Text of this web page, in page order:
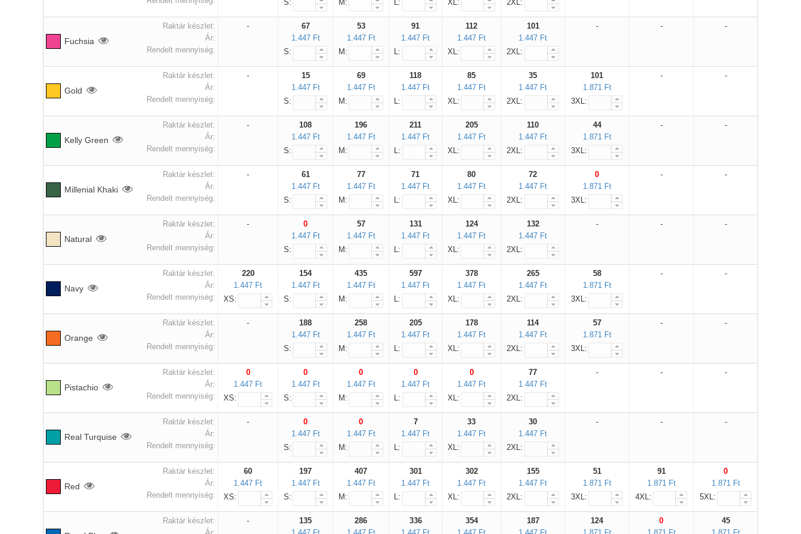
Fuchsia
Raktár készlet:
Ár:
Rendelt mennyiség:
-
67
1.447 Ft
S:
53
1.447 Ft
M:
91
1.447 Ft
L:
112
1.447 Ft
XL:
101
1.447 Ft
2XL:
- - -
Gold
Raktár készlet:
Ár:
Rendelt mennyiség:
-
15
1.447 Ft
S:
69
1.447 Ft
M:
118
1.447 Ft
L:
85
1.447 Ft
XL:
35
1.447 Ft
2XL:
101
1.871 Ft
3XL:
- -
Kelly Green
Raktár készlet:
Ár:
Rendelt mennyiség:
-
108
1.447 Ft
S:
196
1.447 Ft
M:
211
1.447 Ft
L:
205
1.447 Ft
XL:
110
1.447 Ft
2XL:
44
1.871 Ft
3XL:
- -
Millenial Khaki
Raktár készlet:
Ár:
Rendelt mennyiség:
-
61
1.447 Ft
S:
77
1.447 Ft
M:
71
1.447 Ft
L:
80
1.447 Ft
XL:
72
1.447 Ft
2XL:
0
1.871 Ft
3XL:
- -
Natural
Raktár készlet:
Ár:
Rendelt mennyiség:
-
0
1.447 Ft
S:
57
1.447 Ft
M:
131
1.447 Ft
L:
124
1.447 Ft
XL:
132
1.447 Ft
2XL:
- - -
Navy
Raktár készlet:
Ár:
Rendelt mennyiség:
220
1.447 Ft
XS:
154
1.447 Ft
S:
435
1.447 Ft
M:
597
1.447 Ft
L:
378
1.447 Ft
XL:
265
1.447 Ft
2XL:
58
1.871 Ft
3XL:
- -
Orange
Raktár készlet:
Ár:
Rendelt mennyiség:
-
188
1.447 Ft
S:
258
1.447 Ft
M:
205
1.447 Ft
L:
178
1.447 Ft
XL:
114
1.447 Ft
2XL:
57
1.871 Ft
3XL:
- -
Pistachio
Raktár készlet:
Ár:
Rendelt mennyiség:
0
1.447 Ft
XS:
0
1.447 Ft
S:
0
1.447 Ft
M:
0
1.447 Ft
L:
0
1.447 Ft
XL:
77
1.447 Ft
2XL:
- - -
Real Turquise
Raktár készlet:
Ár:
Rendelt mennyiség:
-
0
1.447 Ft
S:
0
1.447 Ft
M:
7
1.447 Ft
L:
33
1.447 Ft
XL:
30
1.447 Ft
2XL:
- - -
Red
Raktár készlet:
Ár:
Rendelt mennyiség:
60
1.447 Ft
XS:
197
1.447 Ft
S:
407
1.447 Ft
M:
301
1.447 Ft
L:
302
1.447 Ft
XL:
155
1.447 Ft
2XL:
51
1.871 Ft
3XL:
91
1.871 Ft
4XL:
0
1.871 Ft
5XL:
Raktár készlet:
-
135
286
336
354
187
124
0
45